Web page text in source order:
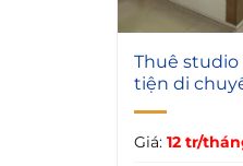
4
Thuê studio
tiện di
Giá: 12 tr/